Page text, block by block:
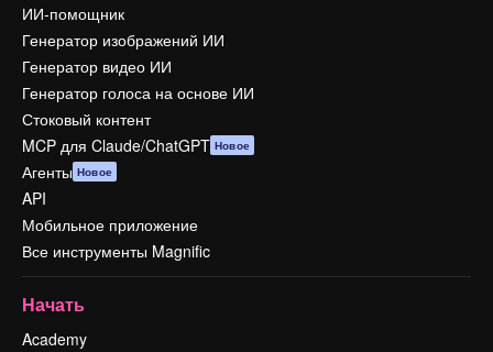
ИИ-помощник
Генератор изображений ИИ
Генератор видео ИИ
Генератор голоса на основе ИИ
Стоковый контент
MCP для Claude/ChatGPT Новое
Агенты Новое
API
Мобильное приложение
Все инструменты Magnific
Начать
Academy